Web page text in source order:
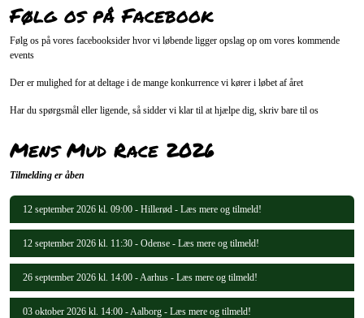
Følg os på Facebook
Følg os på vores facebooksider hvor vi løbende ligger opslag op om vores kommende
events
Der er mulighed for at deltage i de mange konkurrence vi kører i løbet af året
Har du spørgsmål eller ligende, så sidder vi klar til at hjælpe dig, skriv bare til os
Mens Mud Race 2026
Tilmelding er åben
12 september 2026 kl. 09:00 - Hillerød - Læs mere og tilmeld!
12 september 2026 kl. 11:30 - Odense - Læs mere og tilmeld!
26 september 2026 kl. 14:00 - Aarhus - Læs mere og tilmeld!
03 oktober 2026 kl. 14:00 - Aalborg - Læs mere og tilmeld!